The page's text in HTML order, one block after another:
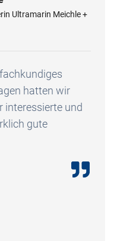
Ultramarin Meichle +
hatten wir
interessierte und
gute